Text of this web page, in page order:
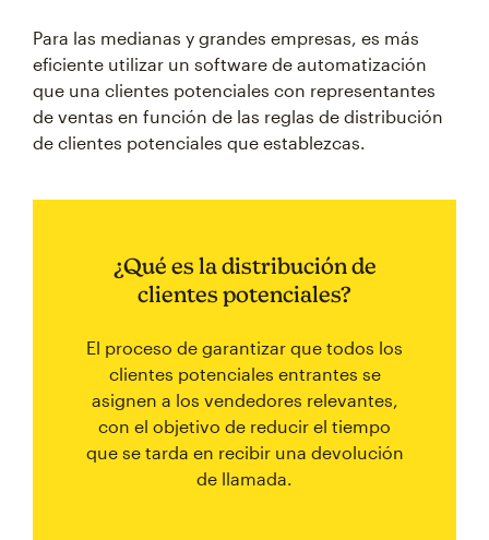
Para las medianas y grandes empresas, es más
eficiente utilizar un software de automatización
que una clientes potenciales con representantes
de ventas en función de las reglas de distribución
de clientes potenciales que establezcas.
¿Qué es la distribución de
clientes potenciales?
El proceso de garantizar que todos los
clientes potenciales entrantes se
asignen a los vendedores relevantes,
con el objetivo de reducir el tiempo
que se tarda en recibir una devolución
de llamada.